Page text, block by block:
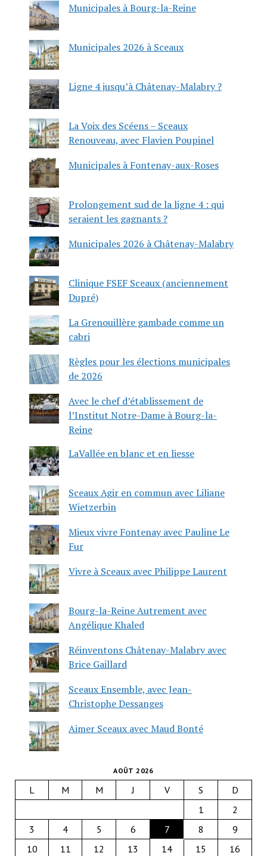
Municipales à Bourg-la-Reine
Municipales 2026 à Sceaux
Ligne 4 jusqu’à Châtenay-Malabry ?
La Voix des Scéens – Sceaux
Renouveau, avec Flavien Poupinel
Municipales à Fontenay-aux-Roses
Prolongement sud de la ligne 4 : qui
seraient les gagnants ?
Municipales 2026 à Châtenay-Malabry
Clinique FSEF Sceaux (anciennement
Dupré)
La Grenouillère gambade comme un
cabri
Règles pour les élections municipales
de 2026
Avec le chef d’établissement de
l’Institut Notre-Dame à Bourg-la-
Reine
LaVallée en blanc et en liesse
Sceaux Agir en commun avec Liliane
Wietzerbin
Mieux vivre Fontenay avec Pauline Le
Fur
Vivre à Sceaux avec Philippe Laurent
Bourg-la-Reine Autrement avec
Angélique Khaled
Réinventons Châtenay-Malabry avec
Brice Gaillard
Sceaux Ensemble, avec Jean-
Christophe Dessanges
Aimer Sceaux avec Maud Bonté
AOÛT 2026
L M M J V S
D
1
2
3
4 5 6 7 8
9
10
11 12 13 14 15 16